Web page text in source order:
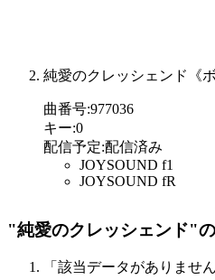
純愛のクレッシェンド《
曲番号:977036
キー:0
配信予定:配信済み
JOYSOUND f1
JOYSOUND fR
"純愛のクレッシェンド"の
「該当データがありません